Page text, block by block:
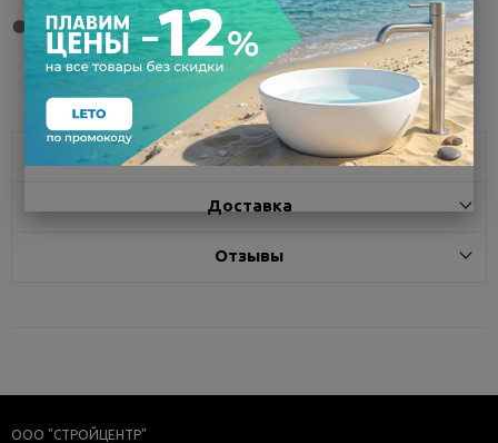
Поделиться
Характеристики
Доставка
Отзывы
ООО "СТРОЙЦЕНТР"